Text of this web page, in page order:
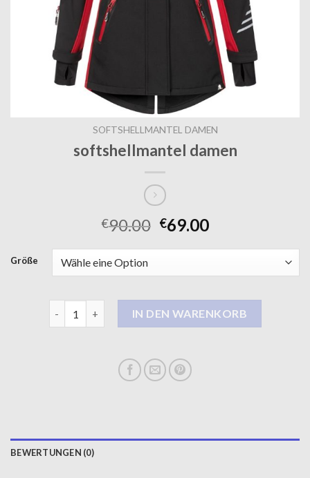
SOFTSHELLMANTEL DAMEN
softshellmantel damen
€90.00 €69.00
Größe
IN DEN WARENKORB
BEWERTUNGEN (0)